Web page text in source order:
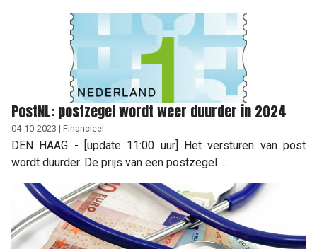
PostNL: postzegel wordt weer duurder in 2024
04-10-2023 | Financieel
DEN HAAG - [update 11:00 uur] Het versturen van post
wordt duurder. De prijs van een postzegel ...